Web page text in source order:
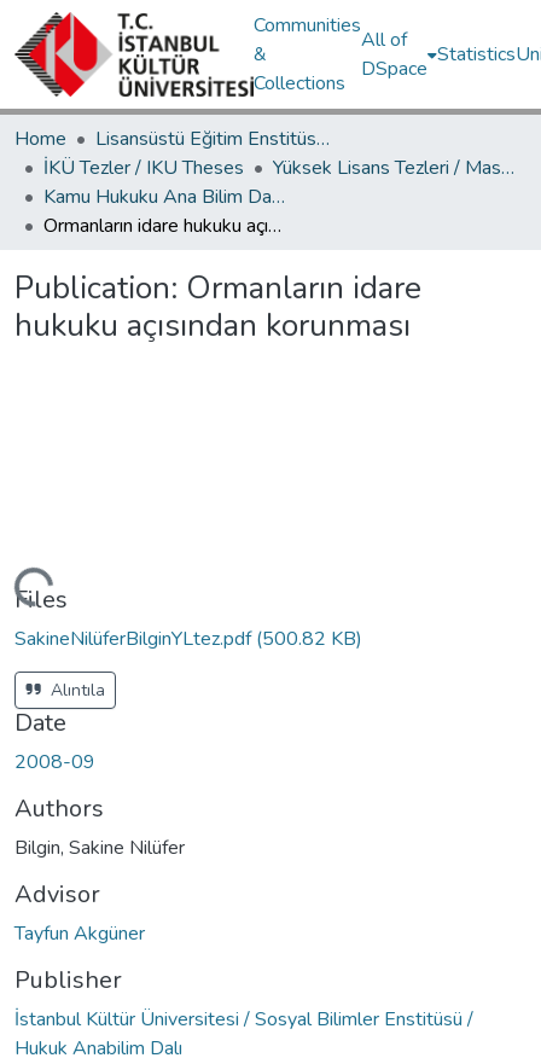
Communities
&
Collections
All of
DSpace
Statistics
Home
Lisansüstü Eğitim Enstitüsü / Postgraduate Education Institute
İKÜ Tezler / IKU Theses
Yüksek Lisans Tezleri / Master's Theses
Kamu Hukuku Ana Bilim Dalı / Department of Public Law
Ormanların idare hukuku açısından korunması
Publication: Ormanların idare
hukuku açısından korunması
Loading...
Files
SakineNilüferBilginYLtez.pdf(500.82 KB)
Alıntıla
Date
2008-09
Authors
Bilgin, Sakine Nilüfer
Advisor
Tayfun Akgüner
Publisher
İstanbul Kültür Üniversitesi / Sosyal Bilimler Enstitüsü /
Hukuk Anabilim Dalı